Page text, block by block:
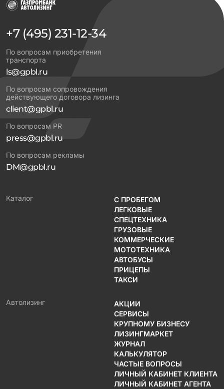
+7 (495) 231-12-34
По вопросам приобретения
транспорта
ls@gpbl.ru
По вопросам сопровождения
действующего договора лизинга
client@gpbl.ru
По вопросам PR
press@gpbl.ru
По вопросам рекламы
DM@gpbl.ru
Каталог
С ПРОБЕГОМ
ЛЕГКОВЫЕ
СПЕЦТЕХНИКА
ГРУЗОВЫЕ
КОММЕРЧЕСКИЕ
МОТОТЕХНИКА
АВТОБУСЫ
ПРИЦЕПЫ
ТАКСИ
Автолизинг
АКЦИИ
СЕРВИСЫ
КРУПНОМУ БИЗНЕСУ
ЛИЗИНГМАРКЕТ
ЖУРНАЛ
КАЛЬКУЛЯТОР
ЧАСТЫЕ ВОПРОСЫ
ЛИЧНЫЙ КАБИНЕТ КЛИЕНТА
ЛИЧНЫЙ КАБИНЕТ АГЕНТА